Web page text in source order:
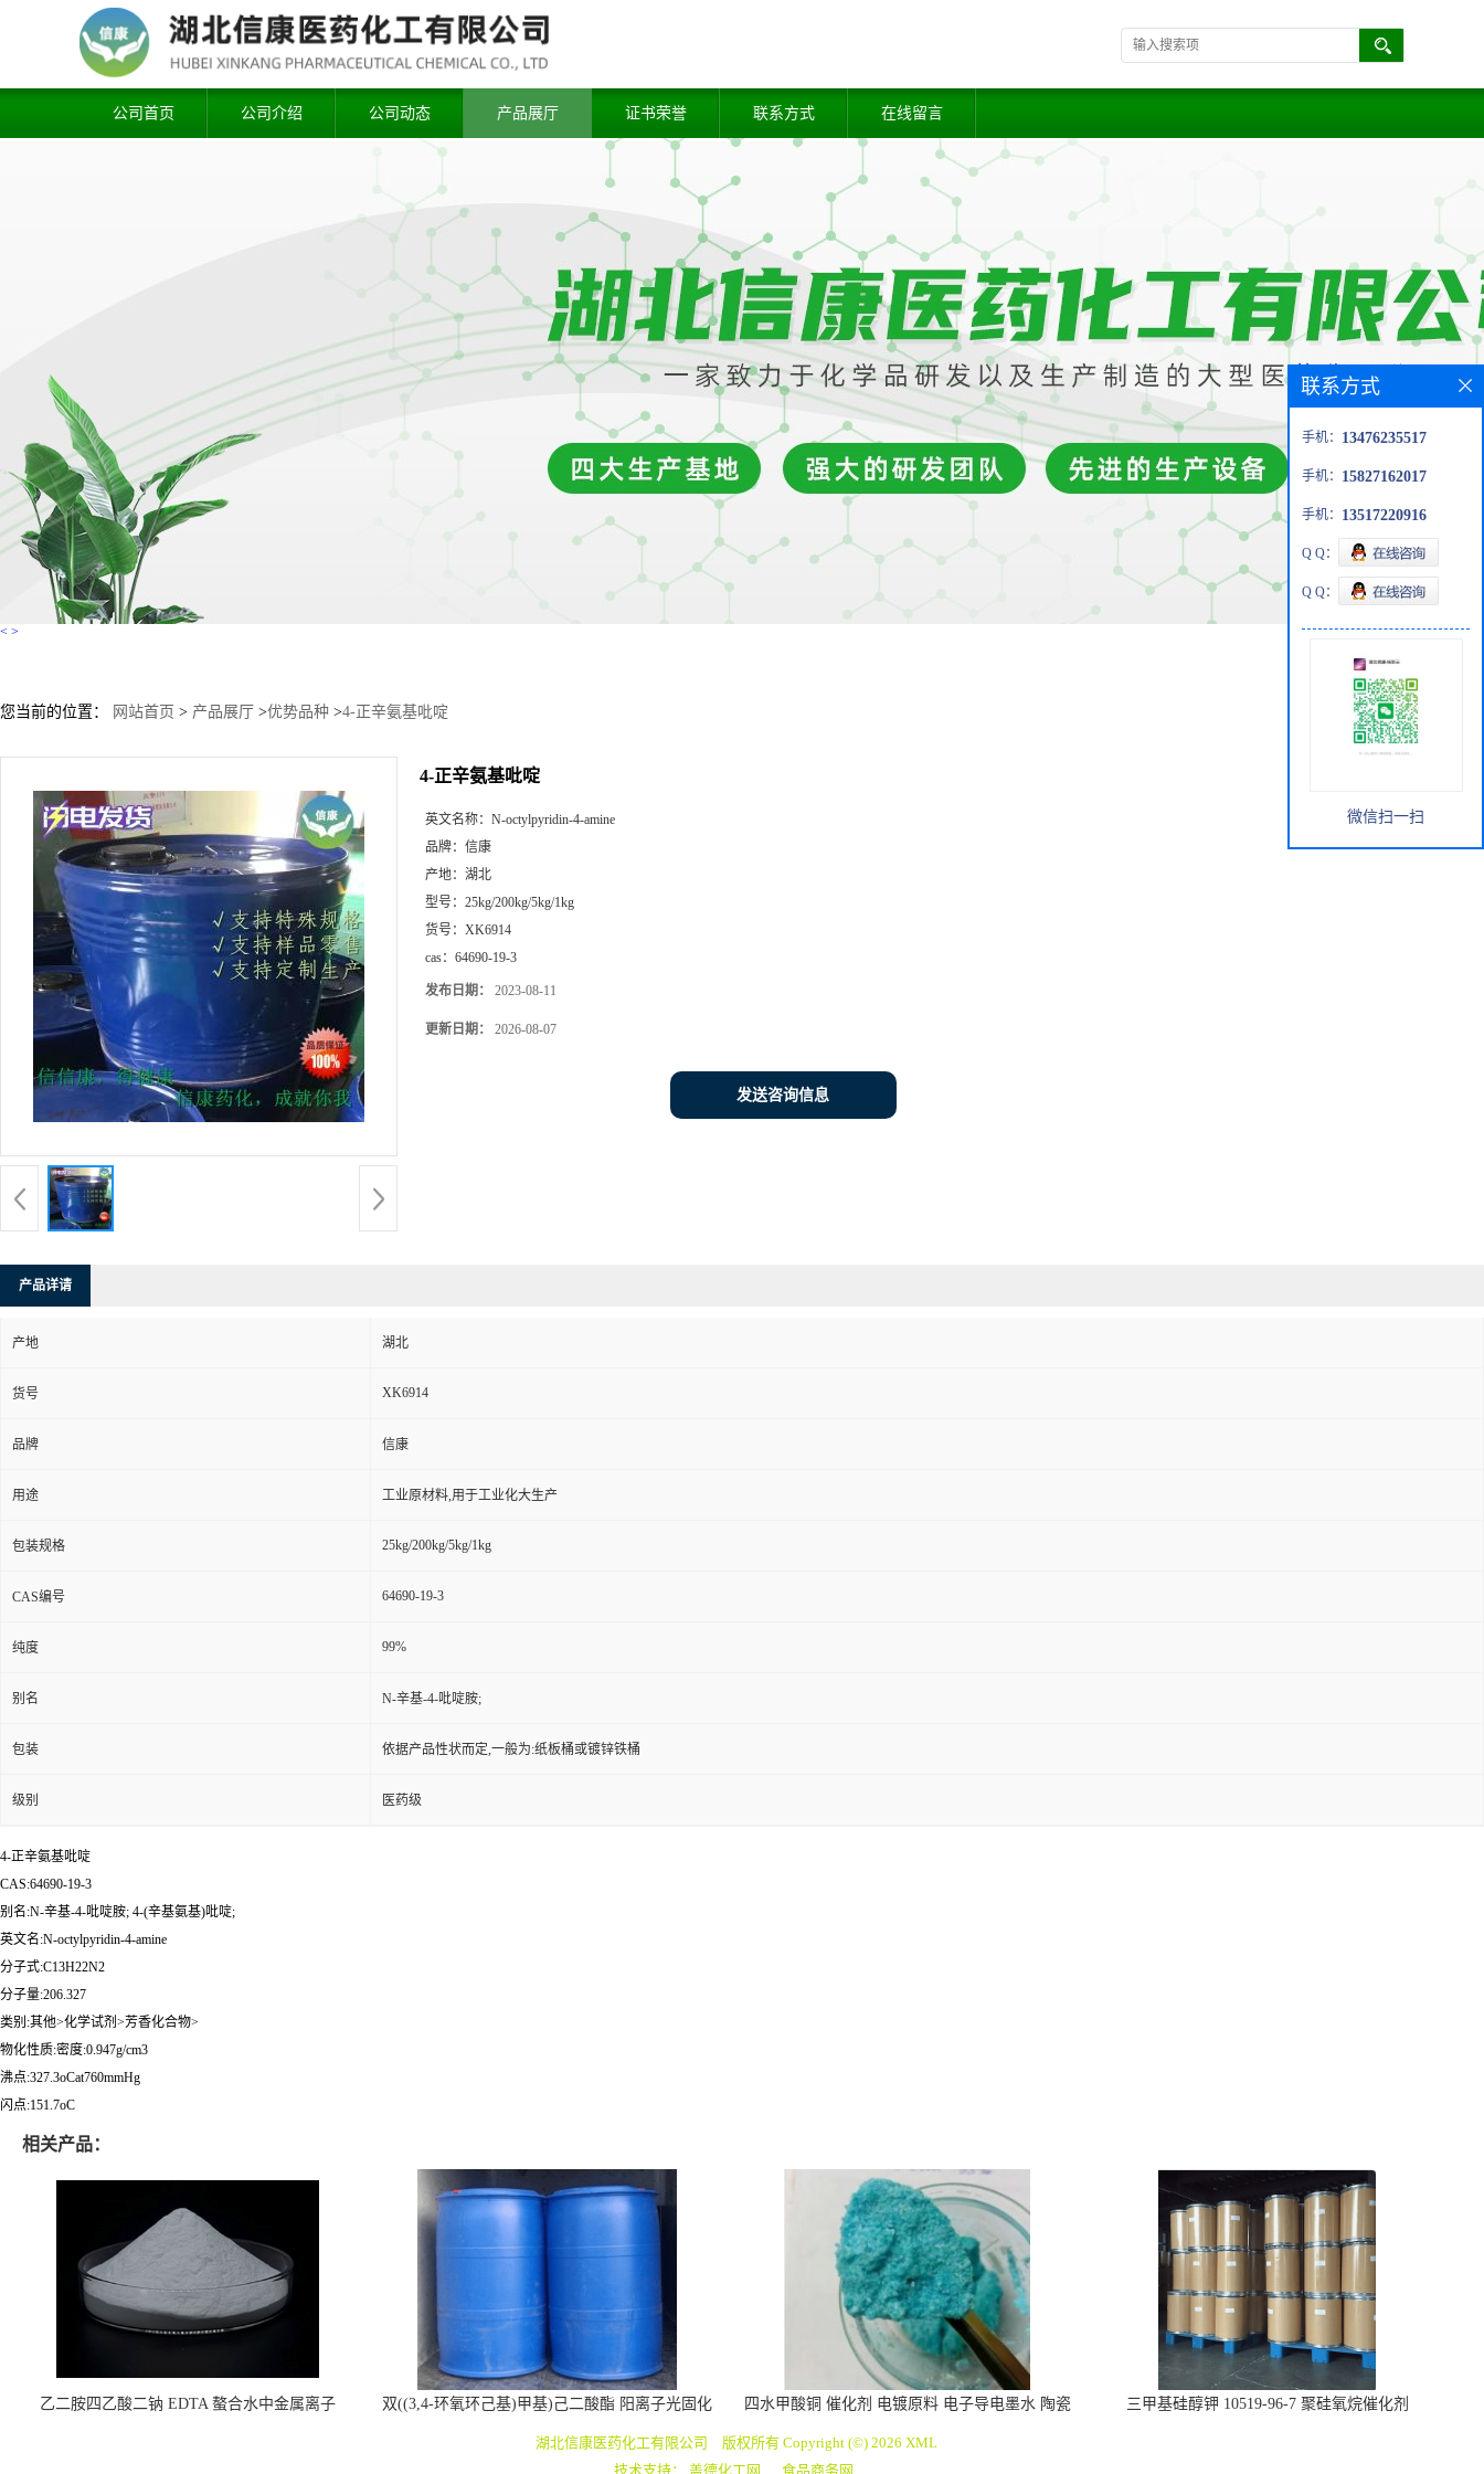
公司首页 公司介绍 公司动态 产品展厅 证书荣誉 联系方式 在线留言
< >
您当前的位置： 网站首页 > 产品展厅 >优势品种 >4-正辛氨基吡啶
4-正辛氨基吡啶
英文名称： N-octylpyridin-4-amine
品牌： 信康
产地： 湖北
型号： 25kg/200kg/5kg/1kg
货号： XK6914
cas： 64690-19-3
发布日期： 2023-08-11
更新日期： 2026-08-07
发送咨询信息
产品详请
产地 湖北
货号 XK6914
品牌 信康
用途 工业原材料,用于工业化大生产
包装规格 25kg/200kg/5kg/1kg
CAS编号 64690-19-3
纯度 99%
别名 N-辛基-4-吡啶胺;
包装 依据产品性状而定,一般为:纸板桶或镀锌铁桶
级别 医药级
4-正辛氨基吡啶
CAS:64690-19-3
别名:N-辛基-4-吡啶胺; 4-(辛基氨基)吡啶;
英文名:N-octylpyridin-4-amine
分子式:C13H22N2
分子量:206.327
类别:其他>化学试剂>芳香化合物>
物化性质:密度:0.947g/cm3
沸点:327.3oCat760mmHg
闪点:151.7oC
相关产品：
乙二胺四乙酸二钠 EDTA 螯合水中金属离子
双((3,4-环氧环己基)甲基)己二酸酯 阳离子光固化
涂料 胶黏剂
四水甲酸铜 催化剂 电镀原料 电子导电墨水 陶瓷
三甲基硅醇钾 10519-96-7 聚硅氧烷催化剂
联系方式
手机： 13476235517
手机： 15827162017
手机： 13517220916
Q Q：
Q Q：
微信扫一扫
湖北信康医药化工有限公司 版权所有 Copyright (©) 2026 XML
技术支持： 盖德化工网 食品商务网